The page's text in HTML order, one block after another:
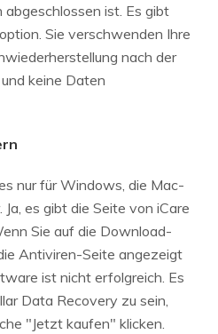
ist. Es gibt
Sie verschwenden Ihre
nach der
keine Daten
nur für Windows, die Mac-
es gibt die Seite von iCare
Sie auf die Download-
Antiviren-Seite angezeigt
ist nicht erfolgreich. Es
Data Recovery zu sein,
"Jetzt kaufen" klicken.